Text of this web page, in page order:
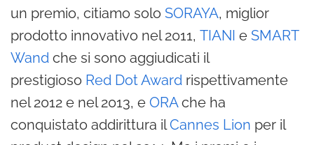
un premio, citiamo solo SORAYA, miglior
prodotto innovativo nel 2011, TIANI e SMART
Wand che si sono aggiudicati il
prestigioso Red Dot Award rispettivamente
nel 2012 e nel 2013, e ORAche ha
conquistato addirittura ilCannes Lion per il